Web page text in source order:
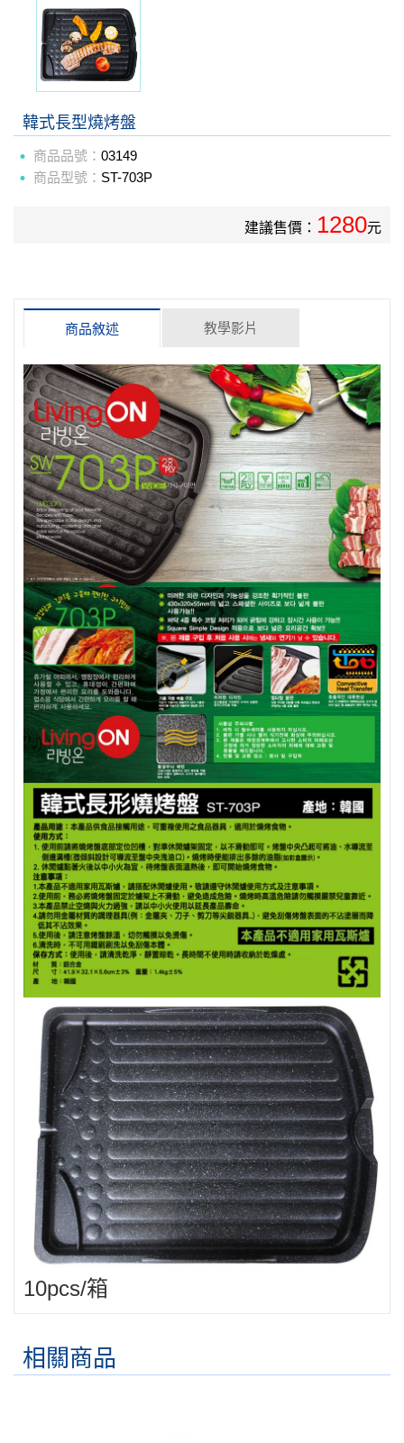
韓式長型燒烤盤
商品品號： 03149
商品型號： ST-703P
建議售價： 1280元
商品敘述 教學影片
10pcs/箱
相關商品